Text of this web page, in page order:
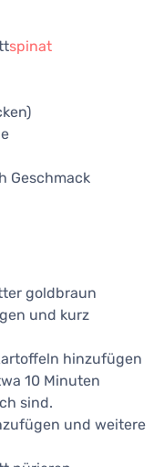
spinat
Geschmack
goldbraun
und kurz
hinzufügen
10 Minuten
sind.
und weitere